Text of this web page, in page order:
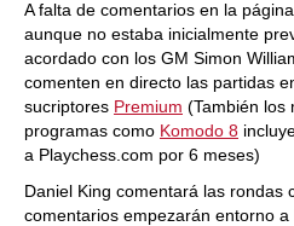
A falta de comentarios en la
aunque no estaba inicialmente
acordado con los GM Simon
comenten en directo las partidas
sucriptores Premium (También los
programas como Komodo 8
a Playchess.com por 6 meses)
Daniel King comentará las rondas
comentarios empezarán entorno a